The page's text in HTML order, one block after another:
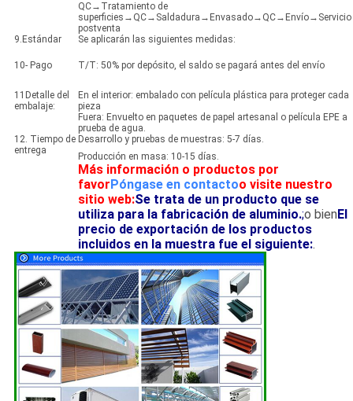
QC→Tratamiento de
superficies→QC→Saldadura→Envasado→QC→Envío→Servicio
postventa
9.Estándar
Se aplicarán las siguientes medidas:
10- Pago T/T: 50% por depósito, el saldo se pagará antes del envío
11Detalle del
embalaje:
En el interior: embalado con película plástica para proteger cada
pieza
Fuera: Envuelto en paquetes de papel artesanal o película EPE a
prueba de agua.
12. Tiempo de
entrega
Desarrollo y pruebas de muestras: 5-7 días.
Producción en masa: 10-15 días.
Más información o productos por
favor Póngase en contactoo visite nuestro
sitio web:Se trata de un producto que se
utiliza para la fabricación de aluminio.;o bien El
precio de exportación de los productos
incluidos en la muestra fue el siguiente:.